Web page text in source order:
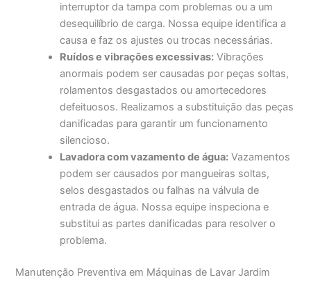
interruptor da tampa com problemas ou a um
desequilíbrio de carga. Nossa equipe identifica a
causa e faz os ajustes ou trocas necessárias.
Ruídos e vibrações excessivas: Vibrações
anormais podem ser causadas por peças soltas,
rolamentos desgastados ou amortecedores
defeituosos. Realizamos a substituição das peças
danificadas para garantir um funcionamento
silencioso.
Lavadora com vazamento de água: Vazamentos
podem ser causados por mangueiras soltas,
selos desgastados ou falhas na válvula de
entrada de água. Nossa equipe inspeciona e
substitui as partes danificadas para resolver o
problema.
Manutenção Preventiva em Máquinas de Lavar Jardim